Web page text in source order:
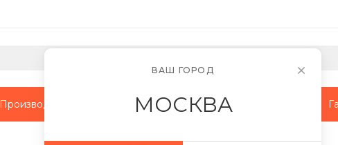
Производство Наши объекты Сотрудничество
ВАШ ГОРОД
МОСКВА